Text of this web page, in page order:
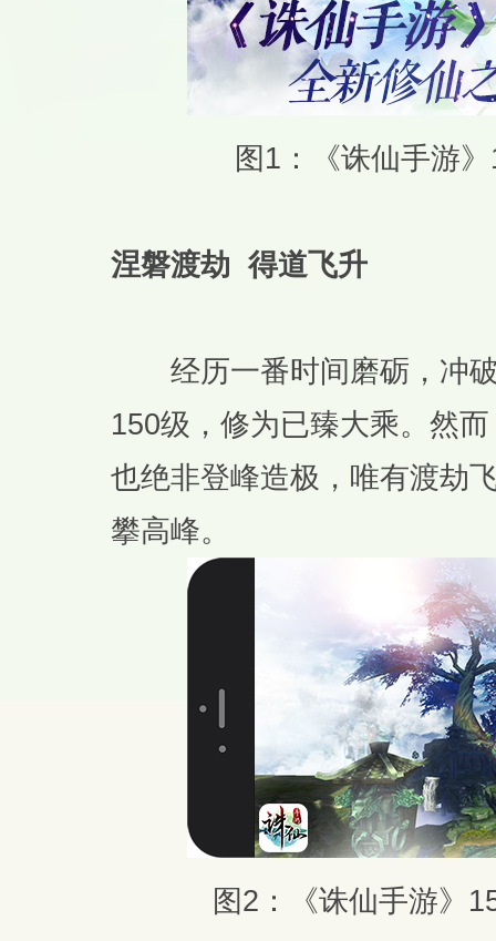
图1：《诛仙手游
涅磐渡劫 得道飞升
经历一番时间磨砺，冲破
150级，修为已臻大乘。然
也绝非登峰造极，唯有渡劫
攀高峰。
图2：《诛仙手游》